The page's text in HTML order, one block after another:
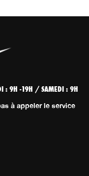
: 9H -19H / SAMEDI : 9H
à appeler le service